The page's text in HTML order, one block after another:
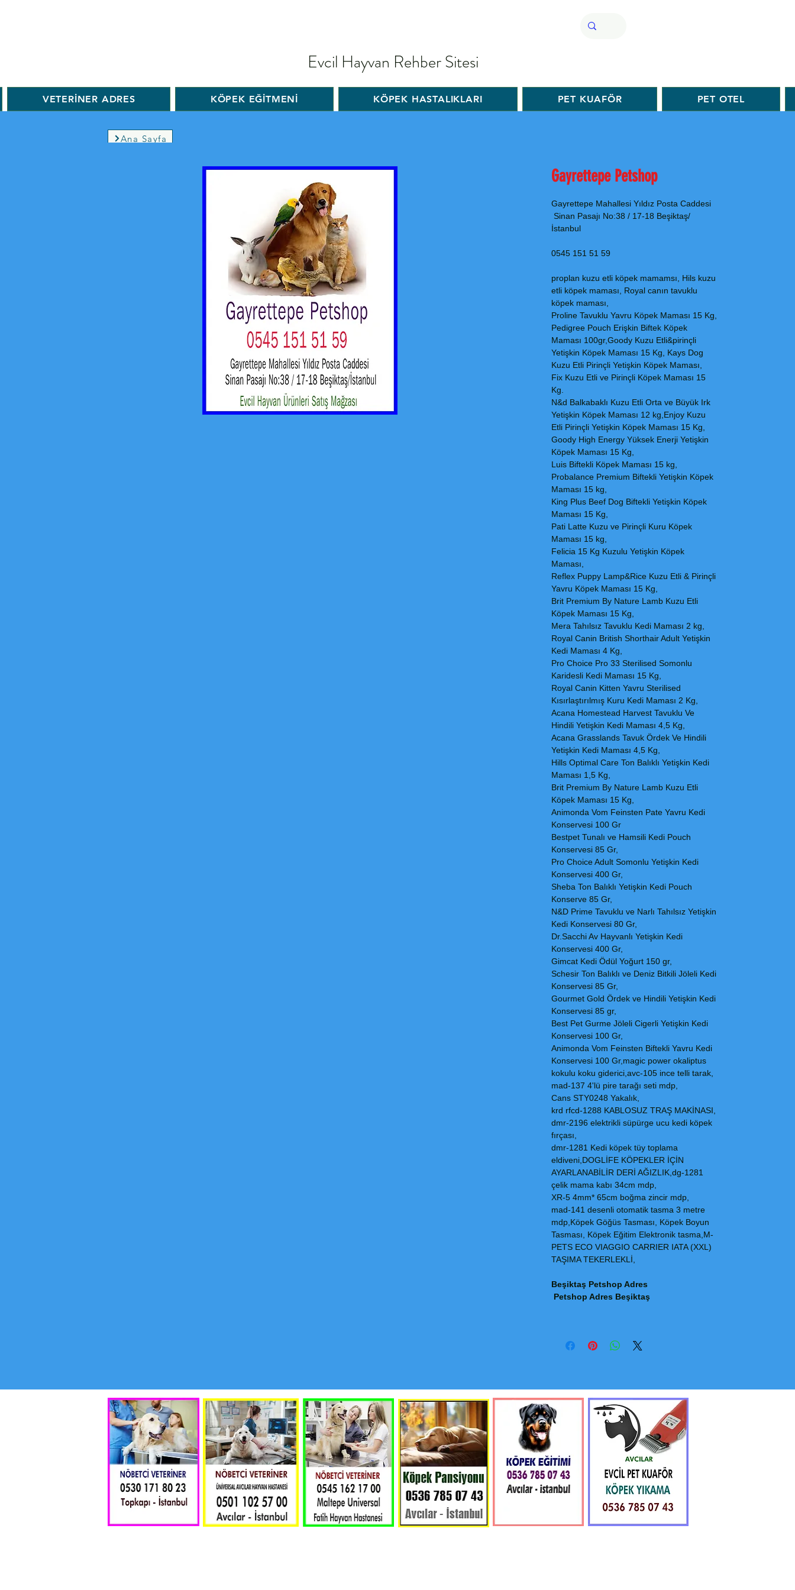
Evcil Hayvan Rehber Sitesi
VETERİNER ADRES KÖPEK EĞİTMENİ KÖPEK HASTALIKLARI PET KUAFÖR PET OTEL
Ana Sayfa
Gayrettepe Petshop
Gayrettepe Mahallesi Yıldız Posta Caddesi
Sinan Pasajı No:38 / 17-18 Beşiktaş/
İstanbul
0545 151 51 59
proplan kuzu etli köpek mamamsı, Hils kuzu
etli köpek maması, Royal canın tavuklu
köpek maması,
Proline Tavuklu Yavru Köpek Maması 15 Kg,
Pedigree Pouch Erişkin Biftek Köpek
Maması 100gr,Goody Kuzu Etli&pirinçli
Yetişkin Köpek Maması 15 Kg, Kays Dog
Kuzu Etli Pirinçli Yetişkin Köpek Maması,
Fix Kuzu Etli ve Pirinçli Köpek Maması 15
Kg.
N&d Balkabaklı Kuzu Etli Orta ve Büyük Irk
Yetişkin Köpek Maması 12 kg,Enjoy Kuzu
Etli Pirinçli Yetişkin Köpek Maması 15 Kg,
Goody High Energy Yüksek Enerji Yetişkin
Köpek Maması 15 Kg,
Luis Biftekli Köpek Maması 15 kg,
Probalance Premium Biftekli Yetişkin Köpek
Maması 15 kg,
King Plus Beef Dog Biftekli Yetişkin Köpek
Maması 15 Kg,
Pati Latte Kuzu ve Pirinçli Kuru Köpek
Maması 15 kg,
Felicia 15 Kg Kuzulu Yetişkin Köpek
Maması,
Reflex Puppy Lamp&Rice Kuzu Etli & Pirinçli
Yavru Köpek Maması 15 Kg,
Brit Premium By Nature Lamb Kuzu Etli
Köpek Maması 15 Kg,
Mera Tahılsız Tavuklu Kedi Maması 2 kg,
Royal Canin British Shorthair Adult Yetişkin
Kedi Maması 4 Kg,
Pro Choice Pro 33 Sterilised Somonlu
Karidesli Kedi Maması 15 Kg,
Royal Canin Kitten Yavru Sterilised
Kısırlaştırılmış Kuru Kedi Maması 2 Kg,
Acana Homestead Harvest Tavuklu Ve
Hindili Yetişkin Kedi Maması 4,5 Kg,
Acana Grasslands Tavuk Ördek Ve Hindili
Yetişkin Kedi Maması 4,5 Kg,
Hills Optimal Care Ton Balıklı Yetişkin Kedi
Maması 1,5 Kg,
Brit Premium By Nature Lamb Kuzu Etli
Köpek Maması 15 Kg,
Animonda Vom Feinsten Pate Yavru Kedi
Konservesi 100 Gr
Bestpet Tunalı ve Hamsili Kedi Pouch
Konservesi 85 Gr,
Pro Choice Adult Somonlu Yetişkin Kedi
Konservesi 400 Gr,
Sheba Ton Balıklı Yetişkin Kedi Pouch
Konserve 85 Gr,
N&D Prime Tavuklu ve Narlı Tahılsız Yetişkin
Kedi Konservesi 80 Gr,
Dr.Sacchi Av Hayvanlı Yetişkin Kedi
Konservesi 400 Gr,
Gimcat Kedi Ödül Yoğurt 150 gr,
Schesir Ton Balıklı ve Deniz Bitkili Jöleli Kedi
Konservesi 85 Gr,
Gourmet Gold Ördek ve Hindili Yetişkin Kedi
Konservesi 85 gr,
Best Pet Gurme Jöleli Cigerli Yetişkin Kedi
Konservesi 100 Gr,
Animonda Vom Feinsten Biftekli Yavru Kedi
Konservesi 100 Gr,magic power okaliptus
kokulu koku giderici,avc-105 ince telli tarak,
mad-137 4'lü pire tarağı seti mdp,
Cans STY0248 Yakalık,
krd rfcd-1288 KABLOSUZ TRAŞ MAKİNASI,
dmr-2196 elektrikli süpürge ucu kedi köpek
fırçası,
dmr-1281 Kedi köpek tüy toplama
eldiveni,DOGLİFE KÖPEKLER İÇİN
AYARLANABİLİR DERİ AĞIZLIK,dg-1281
çelik mama kabı 34cm mdp,
XR-5 4mm* 65cm boğma zincir mdp,
mad-141 desenli otomatik tasma 3 metre
mdp,Köpek Göğüs Tasması, Köpek Boyun
Tasması, Köpek Eğitim Elektronik tasma,M-
PETS ECO VIAGGIO CARRIER IATA (XXL)
TAŞIMA TEKERLEKLİ,
Beşiktaş Petshop Adres
Petshop Adres Beşiktaş